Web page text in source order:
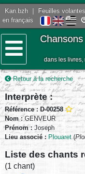
Kan.bzh Feuilles volantes
en français
Menu
dans les livres,
Retour à la recherche
Interprète :
Référence : D-00258
Nom :GENVEUR
Prénom :Joseph
Lieu associé : Plouaret (
Liste des chants
(1 chant)